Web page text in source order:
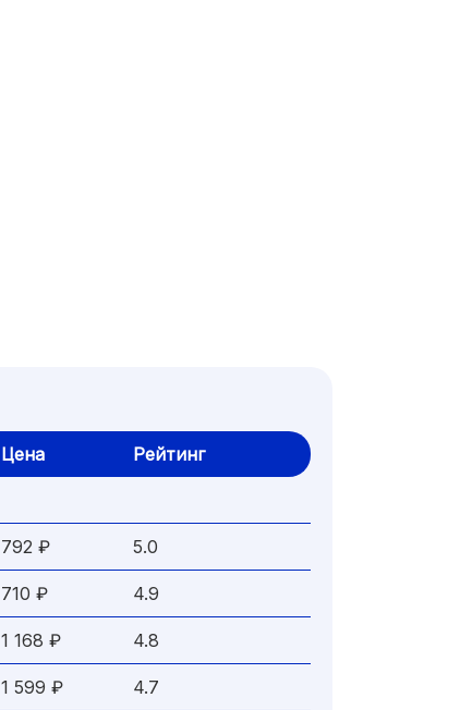
Цена Рейтинг
792 ₽ 5.0
710 ₽ 4.9
1 168 ₽ 4.8
1 599 ₽ 4.7